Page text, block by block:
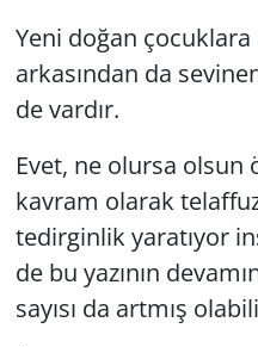
Yeni doğan
arkasından da
de vardır.
Evet, ne olursa olsun
kavram olarak
tedirginlik yaratıyor
de bu yazının
sayısı da artmış